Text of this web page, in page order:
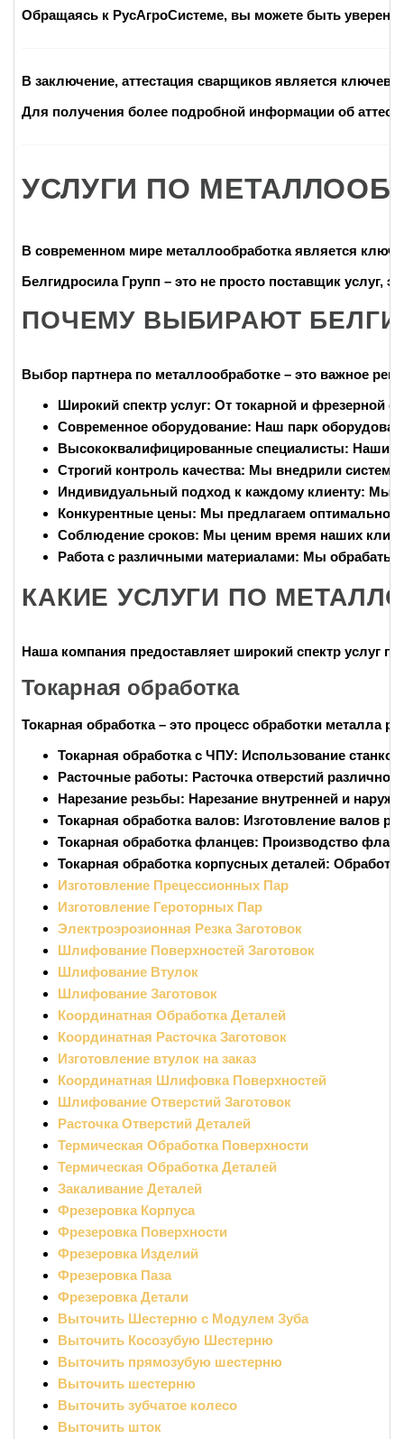
Обращаясь к РусАгроСистеме, вы можете быть
В заключение, аттестация сварщиков является
Для получения более подробной информации об
УСЛУГИ ПО
В современном мире металлообработкаявляется
Белгидросила Групп – это не просто поставщик услуг,
ПОЧЕМУ ВЫБИРАЮТ
Выбор партнера по металлообработке – это важное
Широкий спектр услуг: От токарной и фрезерной
Современное оборудование: Наш парк
Высококвалифицированные специалисты: Наши
Строгий контроль качества: Мы внедрили систему
Индивидуальный подход к каждому клиенту: Мы
Конкурентные цены: Мы предлагаем оптимальное
Соблюдение сроков: Мы ценим время наших
Работа с различными материалами: Мы
КАКИЕ УСЛУГИ ПО
Наша компания предоставляет широкий спектр услуг
Токарная обработка
Токарная обработка – это процесс обработки металла
Токарная обработка с ЧПУ: Использование
Расточные работы: Расточка отверстий
Нарезание резьбы: Нарезание внутренней и
Токарная обработка валов: Изготовление валов
Токарная обработка фланцев: Производство
Токарная обработка корпусных деталей:
Изготовление Прецессионных Пар
Изготовление Героторных Пар
Электроэрозионная Резка Заготовок
Шлифование Поверхностей Заготовок
Шлифование Втулок
Шлифование Заготовок
Координатная Обработка Деталей
Координатная Расточка Заготовок
Изготовление втулок на заказ
Координатная Шлифовка Поверхностей
Шлифование Отверстий Заготовок
Расточка Отверстий Деталей
Термическая Обработка Поверхности
Термическая Обработка Деталей
Закаливание Деталей
Фрезеровка Корпуса
Фрезеровка Поверхности
Фрезеровка Изделий
Фрезеровка Паза
Фрезеровка Детали
Выточить Шестерню с Модулем Зуба
Выточить Косозубую Шестерню
Выточить прямозубую шестерню
Выточить шестерню
Выточить зубчатое колесо
Выточить шток